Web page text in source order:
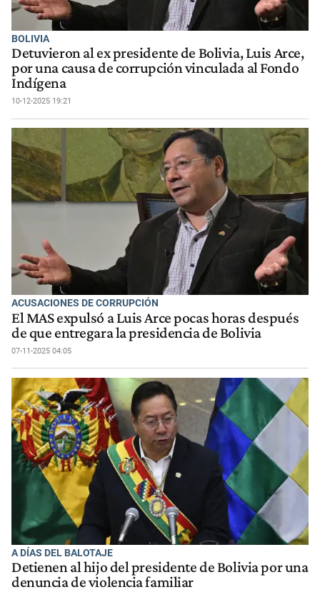
BOLIVIA
Detuvieron al ex presidente de Bolivia, Luis Arce,
por una causa de corrupción vinculada al Fondo
Indígena
10-12-2025 19:21
ACUSACIONES DE CORRUPCIÓN
El MAS expulsó a Luis Arce pocas horas después
de que entregara la presidencia de Bolivia
07-11-2025 04:05
A DÍAS DEL BALOTAJE
Detienen al hijo del presidente de Bolivia por una
denuncia de violencia familiar